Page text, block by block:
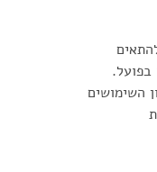
בפועל.
השימושים